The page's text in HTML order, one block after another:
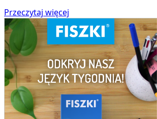
Przeczytaj więcej